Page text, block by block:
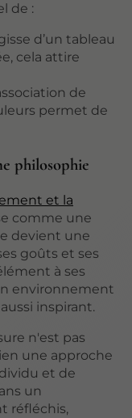
de :
d’un tableau
cela attire
de
permet de
philosophie
et la
comme une
devient une
goûts et ses
à ses
environnement
inspirant.
n'est pas
une approche
et de
un
réfléchis,